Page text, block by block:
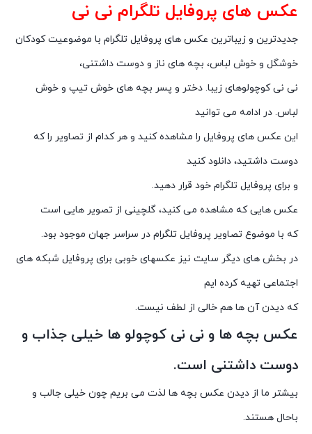
عکس های پروفایل تلگرام نی نی
جدیدترین و زیباترین عکس های پروفایل تلگرام با موضوعیت کودکان
خوشگل و خوش لباس، بچه های ناز و دوست داشتنی،
نی نی کوچولوهای زیبا. دختر و پسر بچه های خوش تیپ و خوش
لباس. در ادامه می توانید
این عکس های پروفایل را مشاهده کنید و هر کدام از تصاویر را که
دوست داشتید، دانلود کنید
و برای پروفایل تلگرام خود قرار دهید.
عکس هایی که مشاهده می کنید، گلچینی از تصویر هایی است
که با موضوع تصاویر پروفایل تلگرام در سراسر جهان موجود بود.
در بخش های دیگر سایت نیز عکسهای خوبی برای پروفایل شبکه های
اجتماعی تهیه کرده ایم
که دیدن آن ها هم خالی از لطف نیست.
عکس بچه ها و نی نی کوچولو ها خیلی جذاب و
دوست داشتنی است.
بیشتر ما از دیدن عکس بچه ها لذت می بریم چون خیلی جالب و
باحال هستند.